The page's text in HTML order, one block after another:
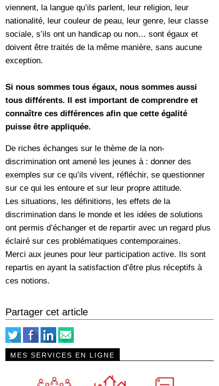
viennent, la langue qu’ils parlent, leur religion, leur
nationalité, leur couleur de peau, leur genre, leur classe
sociale, s’ils ont un handicap ou non… sont égaux et
doivent être traités de la même manière, sans aucune
exception.
Si nous sommes tous égaux, nous sommes aussi
tous différents. Il est important de comprendre et
connaître ces différences afin que cette égalité
puisse être appliquée.
De riches échanges sur le thème de la non-
discrimination ont amené les jeunes à : donner des
exemples sur ce qu’ils vivent, réfléchir, se questionner
sur ce qui les entoure et sur leur propre attitude.
Les situations, les définitions, les effets de la
discrimination dans le monde et les idées de solutions
ont permis d’échanger et de repartir avec un regard plus
éclairé sur ces problématiques contemporaines.
Merci aux jeunes pour leur participation active. Ils sont
repartis en ayant la satisfaction d’être plus réceptifs à
ces notions.
Partager cet article
MES SERVICES EN LIGNE